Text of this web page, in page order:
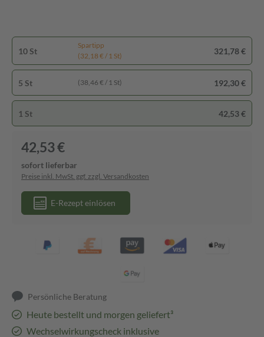
10 St
Spartipp
(32,18 € / 1 St)
321,78 €
5 St (38,46 € / 1 St) 192,30 €
1 St 42,53 €
42,53 €
sofort lieferbar
Preise inkl. MwSt. ggf. zzgl. Versandkosten
E-Rezept einlösen
Persönliche Beratung
Heute bestellt und morgen geliefert³
Wechselwirkungscheck inklusive